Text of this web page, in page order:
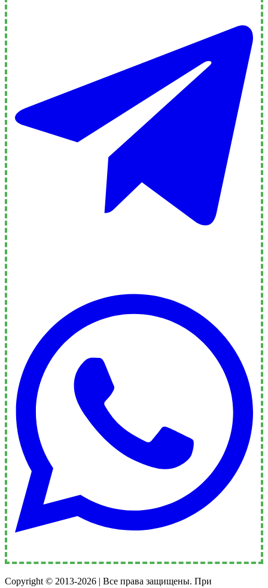
Copyright © 2013-2026 | Все права защищены. При